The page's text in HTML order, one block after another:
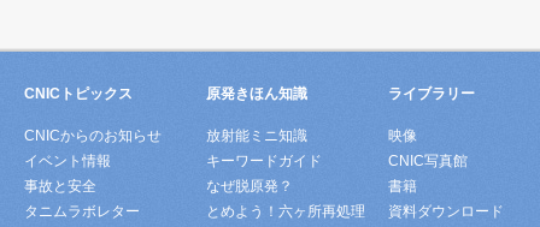
CNICトピックス
CNICからのお知らせ
イベント情報
事故と安全
タニムラボレター
原発きほん知識
放射能ミニ知識
キーワードガイド
なぜ脱原発？
とめよう！六ヶ所再処理
ライブラリー
映像
CNIC写真館
書籍
資料ダウンロード